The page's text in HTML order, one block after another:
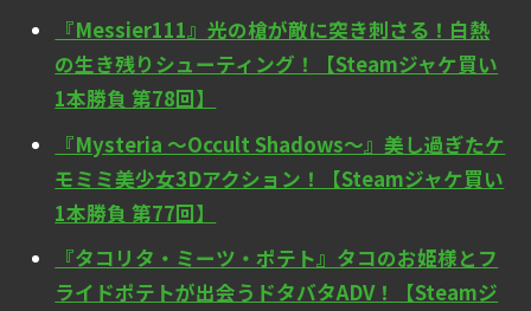
『Messier111』光の槍が敵に突き刺さる！白熱
の生き残りシューティング！【Steamジャケ買い
1本勝負 第78回】
『Mysteria ～Occult Shadows～』美し過ぎたケ
モミミ美少女3Dアクション！【Steamジャケ買い
1本勝負 第77回】
『タコリタ・ミーツ・ポテト』タコのお姫様とフ
ライドポテトが出会うドタバタADV！【Steamジ